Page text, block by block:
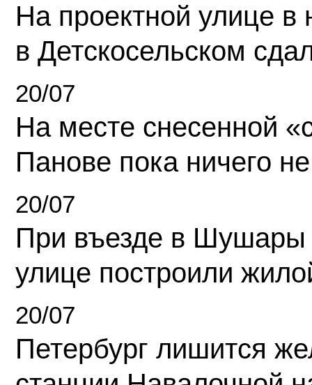
На проектной улице
в Детскосельском
20/07
На месте снесенной
Панове пока ничего
20/07
При въезде в Шушары
улице построили
20/07
Петербург лишится